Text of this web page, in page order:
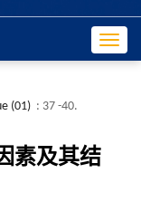
(01) : 37 -40.
素及其结